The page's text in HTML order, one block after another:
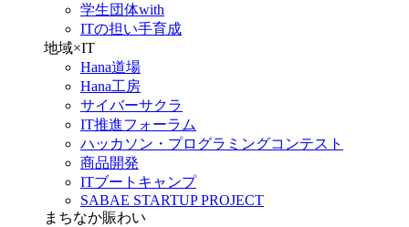
学生団体with
ITの担い手育成
地域×IT
Hana道場
Hana工房
サイバーサクラ
IT推進フォーラム
ハッカソン・プログラミングコンテスト
商品開発
ITブートキャンプ
SABAE STARTUP PROJECT
まちなか賑わい